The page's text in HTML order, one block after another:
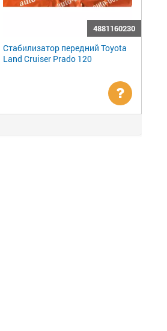
4881160230
Стабилизатор передний Toyota
Land Cruiser Prado 120
цену